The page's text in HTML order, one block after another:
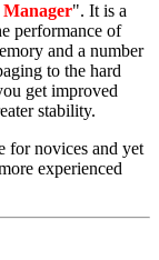
Manager". It is a
performance of
and a number
to the hard
get improved
stability.
for novices and yet
experienced